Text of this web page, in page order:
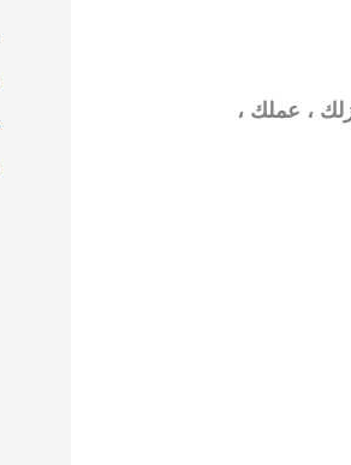
، عملك ،